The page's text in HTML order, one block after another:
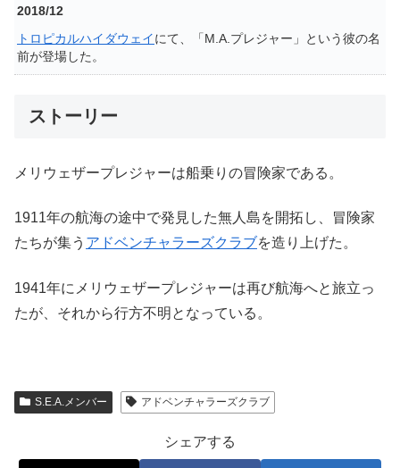
2018/12
トロピカルハイダウェイにて、「M.A.プレジャー」という彼の名
前が登場した。
ストーリー
メリウェザープレジャーは船乗りの冒険家である。
1911年の航海の途中で発見した無人島を開拓し、冒険家
たちが集う アドベンチャラーズクラブを造り上げた。
1941年にメリウェザープレジャーは再び航海へと旅立っ
たが、それから行方不明となっている。
S.E.A.メンバー アドベンチャラーズクラブ
シェアする